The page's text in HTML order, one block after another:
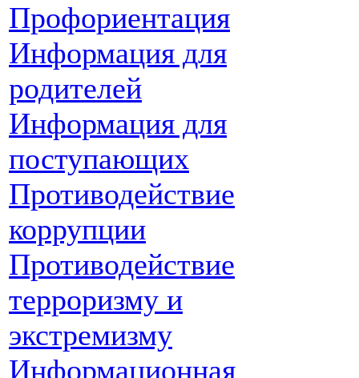
Профориентация
Информация для
родителей
Информация для
поступающих
Противодействие
коррупции
Противодействие
терроризму и
экстремизму
Информационная